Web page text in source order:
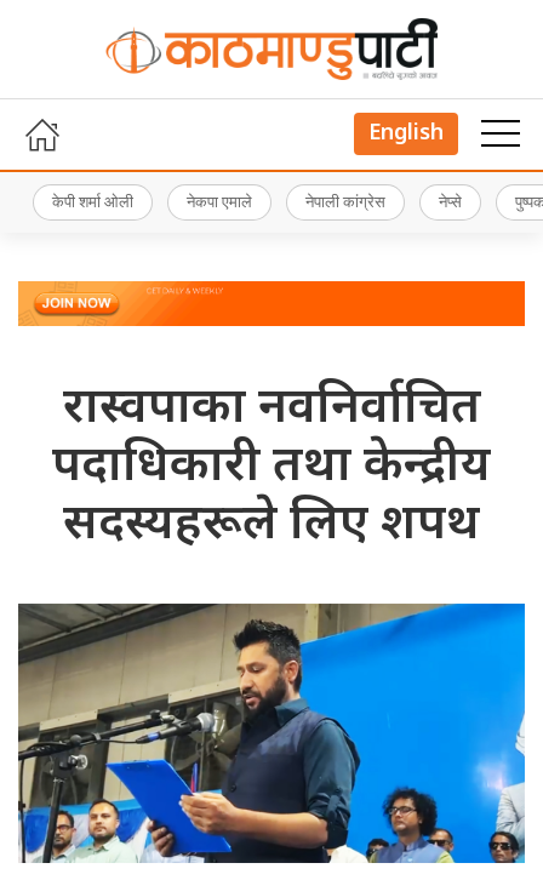
English
केपी शर्मा ओली नेकपा एमाले नेपाली कांग्रेस नेप्से
रास्वपाका नवनिर्वाचित
पदाधिकारी तथा केन्द्रीय
सदस्यहरूले लिए शपथ